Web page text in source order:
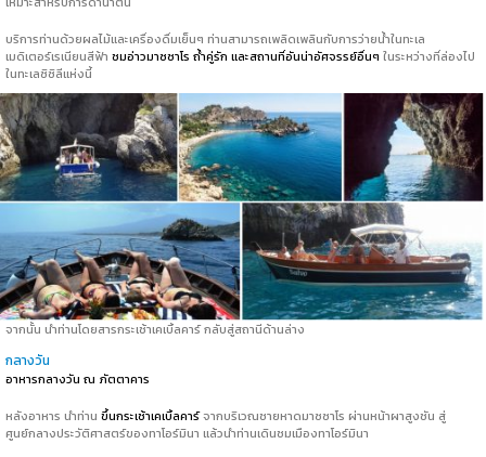
บริการท่านด้วยผลไม้และเครื่องดื่มเย็นๆ ท่านสามารถเพลิดเพลินกับการว่ายน้ำในทะเล
เมดิเตอร์เรเนียนสีฟ้า ชมอ่าวมาซซาโร ถ้ำคู่รัก และสถานที่อันน่าอัศจรรย์อื่นๆ ในระหว่างที่ล่องไป
ในทะเลซิซิลีแห่งนี้
จากนั้น นำท่านโดยสารกระเช้าเคเบิ้ลคาร์ กลับสู่สถานีด้านล่าง
กลางวัน
อาหารกลางวัน ณ ภัตตาคาร
หลังอาหาร นำท่าน ขึ้นกระเช้าเคเบิ้ลคาร์จากบริเวณชายหาดมาซซาโร ผ่านหน้าผาสูงชัน สู่
ศูนย์กลางประวัติศาสตร์ของทาโอร์มินา แล้วนำท่านเดินชมเมืองทาโอร์มินา